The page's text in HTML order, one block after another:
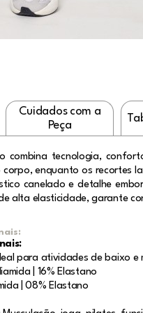
Cuidados com a
Peça
combina tecnologia,
corpo, enquanto os recortes
canelado e detalhe
alta elasticidade, garante
para atividades de baixo e
| 16% Elastano
08% Elastano